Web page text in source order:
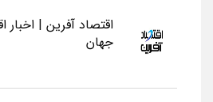
اقتصاد آفرین | اخبار
جهان